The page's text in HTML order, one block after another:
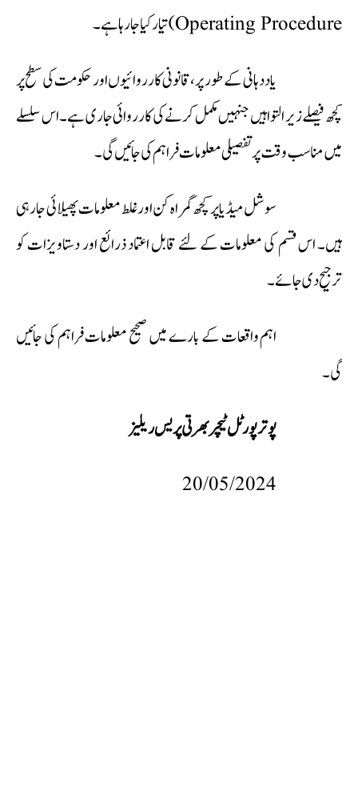
Operating Procedure) تیار کیا جا رہا ہے۔
یاد دہانی کے طور پر، قانونی کارروائیوں اور حکومت کی سطح پر
کچھ فیصلے زیر التوا ہیں جنہیں مکمل کرنے کی کارروائی جاری ہے۔ اس سلسلے
میں مناسب وقت پر تفصیلی معلومات فراہم کی جائیں گی۔
سوشل میڈیا پر کچھ گمراہ کن اور غلط معلومات پھیلائی جا رہی
ہیں۔ اس قسم کی معلومات کے لئے قابل اعتماد ذرائع اور دستاویزات کو
ترجیح دی جائے۔
اہم واقعات کے بارے میں صحیح معلومات فراہم کی جائیں
گی۔
پوتر پورٹل ٹیچر بھرتی پریس ریلیز
20/05/2024